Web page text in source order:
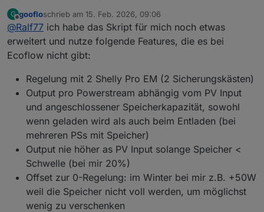
inzwischen doch so perfekt, dass ich gar nicht wüsste,
wozu ich das Skript noch brauchen könnte.
Einzig die AC-Überschussladung meiner 2 Delta Pro 3
Regel ich noch mit einem Skript und 2 Shelly-
Steckdosen. Ansonsten bietet Ecoflow inzwischen eine
so gute Regelung, dass ich über die ganze Nacht aktuell
nur ca. 20Wh beziehe.
G
Offline
goofloschrieb am 15. Feb. 2026, 09:06
zuletzt editiert von
@Ralf77 ich habe das Skript für mich noch etwas
erweitert und nutze folgende Features, die es bei
Ecoflow nicht gibt:
Regelung mit 2 Shelly Pro EM (2 Sicherungskästen)
Output pro Powerstream abhängig vom PV Input
und angeschlossener Speicherkapazität, sowohl
wenn geladen wird als auch beim Entladen (bei
mehreren PSs mit Speicher)
Output nie höher as PV Input solange Speicher <
Schwelle (bei mir 20%)
Offset zur 0-Regelung: im Winter bei mir z.B. +50W
weil die Speicher nicht voll werden, um möglichst
wenig zu verschenken